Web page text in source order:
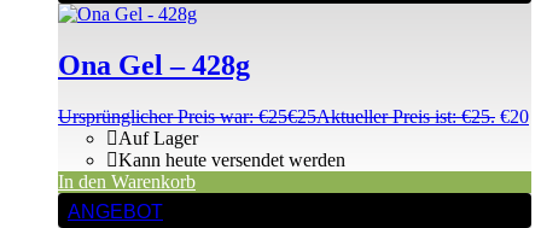
Ona Gel – 428g
Ursprünglicher Preis war: €25€25Aktueller Preis ist: €25. €20
Auf Lager
Kann heute versendet werden
In den Warenkorb
ANGEBOT